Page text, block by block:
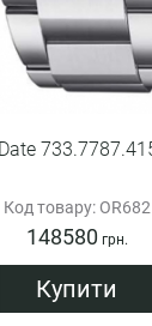
Код товару: OR682
148580 грн.
Купити